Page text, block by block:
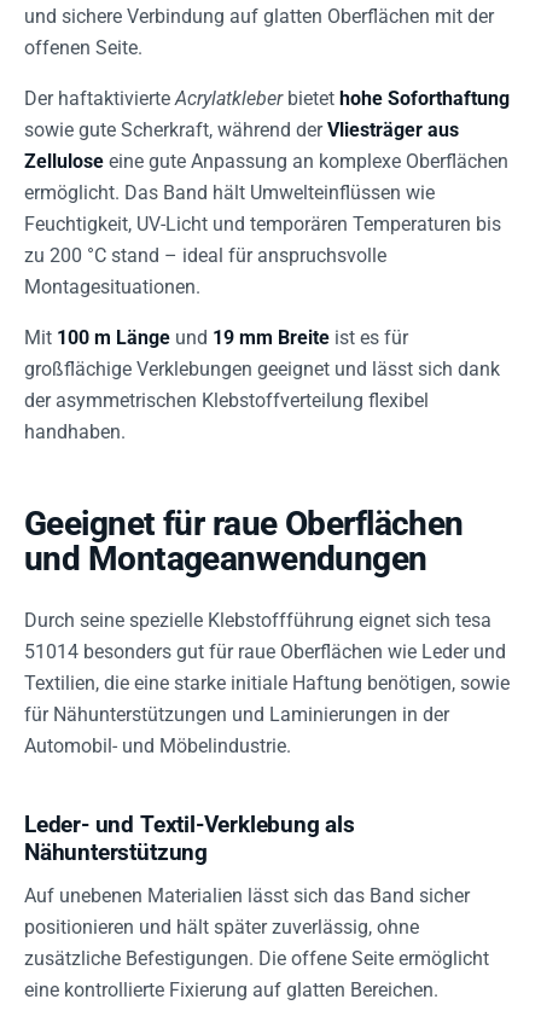
und sichere Verbindung auf glatten Oberflächen mit der
offenen Seite.
Der haftaktivierteAcrylatkleberbietet hohe Soforthaftung
sowie gute Scherkraft, während derVliesträger aus
Zellulose eine gute Anpassung an komplexe Oberflächen
ermöglicht. Das Band hält Umwelteinflüssen wie
Feuchtigkeit, UV-Licht und temporären Temperaturen bis
zu 200 °C stand – ideal für anspruchsvolle
Montagesituationen.
Mit 100 m Länge und 19 mm Breite ist es für
großflächige Verklebungen geeignet und lässt sich dank
der asymmetrischen Klebstoffverteilung flexibel
handhaben.
Geeignet für raue Oberflächen
und Montageanwendungen
Durch seine spezielle Klebstoffführung eignet sich tesa
51014 besonders gut für raue Oberflächen wie Leder und
Textilien, die eine starke initiale Haftung benötigen, sowie
für Nähunterstützungen und Laminierungen in der
Automobil- und Möbelindustrie.
Leder- und Textil-Verklebung als
Nähunterstützung
Auf unebenen Materialien lässt sich das Band sicher
positionieren und hält später zuverlässig, ohne
zusätzliche Befestigungen. Die offene Seite ermöglicht
eine kontrollierte Fixierung auf glatten Bereichen.